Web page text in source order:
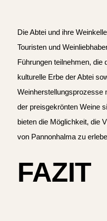
Die Abtei und ihre
Touristen und
Führungen teilnehmen, die
kulturelle Erbe der Abtei
Weinherstellungsprozesse
der preisgekrönten Weine
bieten die Möglichkeit, die
von Pannonhalma zu
FAZIT